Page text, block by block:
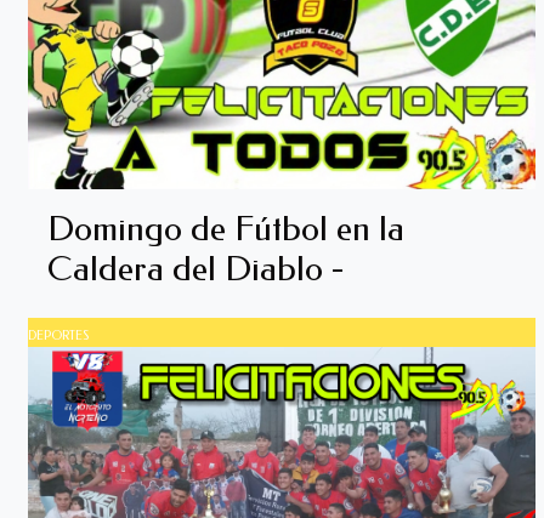
Domingo de Fútbol en la
Caldera del Diablo -
DEPORTES